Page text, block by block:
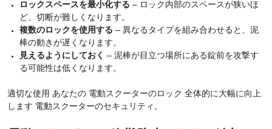
ロックスペースを最小化する – ロック内部のスペースが狭いほ
ど、切断が難しくなります。
複数のロックを使用する – 異なるタイプを組み合わせると、泥
棒の動きが遅くなります。
見えるようにしておく
– 泥棒が目立つ場所にある錠前を攻撃す
る可能性は低くなります。
適切な使用 あなたの 電動スクーターのロック 全体的に大幅に向上
します 電動スクーターのセキュリティ。